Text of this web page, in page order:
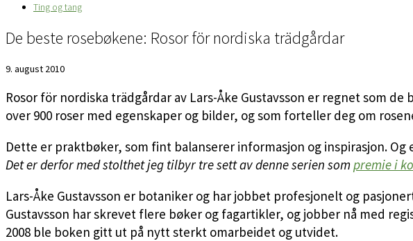
Ting og tang
De beste rosebøkene: Rosor för nordiska trädgårdar
9. august 2010
Rosor för nordiska trädgårdar av Lars-Åke Gustavsson er regnet som
over 900 roser med egenskaper og bilder, og som forteller deg om
Dette er praktbøker, som fint balanserer informasjon og inspirasjon.
Det er derfor med stolthet jeg tilbyr tre sett av denne serien sompremie i
Lars-Åke Gustavsson er botaniker og har jobbet profesjonelt og
Gustavsson har skrevet flere bøker og fagartikler, og jobber nå med
2008 ble boken gitt ut på nytt sterkt omarbeidet og utvidet.